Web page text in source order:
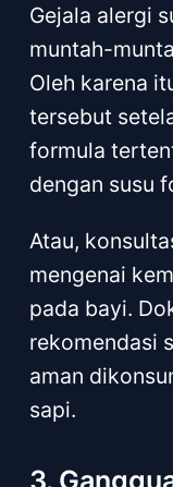
Gejala alergi
muntah-
Oleh karena
tersebut
formula
dengan susu
Atau,
mengenai
pada bayi.
rekomendasi
aman
sapi.
3.